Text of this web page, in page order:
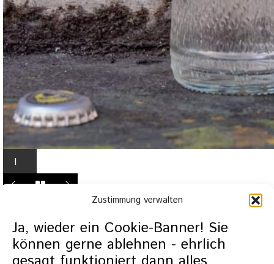
Zustimmung verwalten
Ja, wieder ein Cookie-Banner! Sie
können gerne ablehnen - ehrlich
I
n
g
h
t